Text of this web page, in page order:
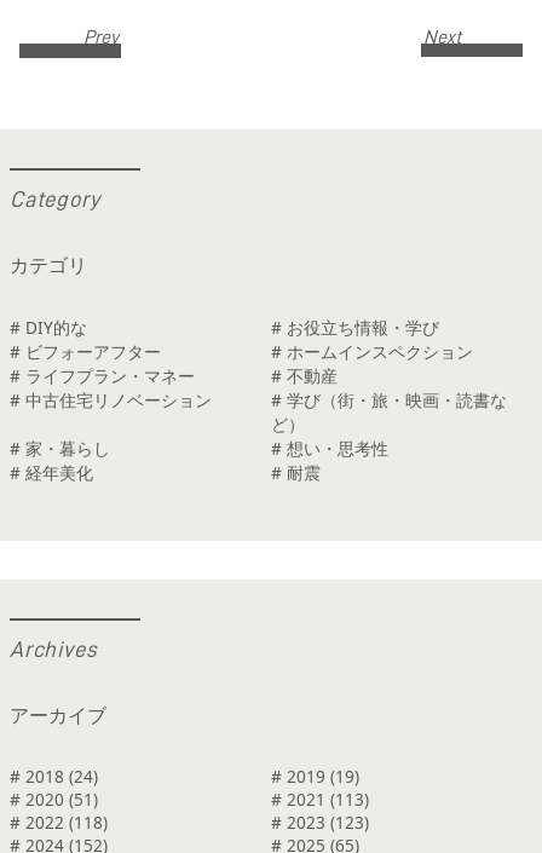
Prev Next
Category
カテゴリ
# DIY的な
# お役立ち情報・学び
# ビフォーアフター
# ホームインスペクション
# ライフプラン・マネー
# 不動産
# 中古住宅リノベーション
# 学び（街・旅・映画・読書な
ど）
# 家・暮らし
# 想い・思考性
# 経年美化
# 耐震
Archives
アーカイブ
# 2018 (24)
# 2019 (19)
# 2020 (51)
# 2021 (113)
# 2022 (118)
# 2023 (123)
# 2024 (152)
# 2025 (65)